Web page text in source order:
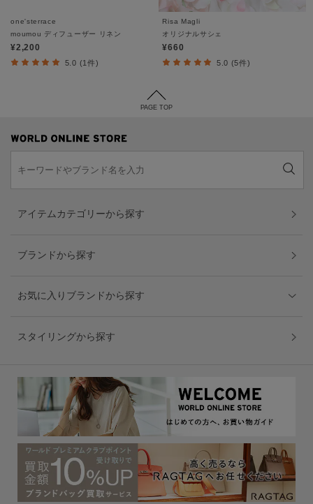
one'sterrace
moumou ディフューザー リネン
¥2,200
5.0 (1件)
Risa Magli
オリジナルサシェ
¥660
5.0 (5件)
PAGE TOP
アイテムカテゴリーから探す
ブランドから探す
お気に入りブランドから探す
スタイリングから探す